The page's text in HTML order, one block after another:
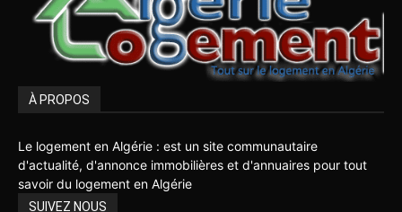
À PROPOS
Le logement en Algérie : est un site communautaire
d'actualité, d'annonce immobilières et d'annuaires pour tout
savoir du logement en Algérie
SUIVEZ NOUS